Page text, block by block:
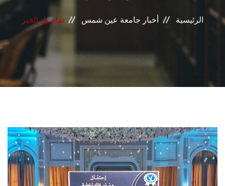
المراكز والوحدات
الأنظمة الذكية
الطلاب
هيئة التدريس
الرئيسية أخبار جامعة عين شمس تفاصيل الخبر